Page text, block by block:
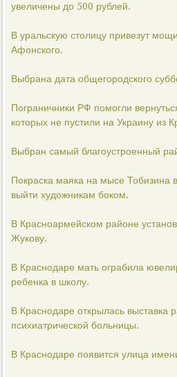
увеличены до 500 рублей.
В уральскую столицу привезут
Афонского.
Выбрана дата общегородского
Пограничники РФ помогли
которых не пустили на Украину из
Выбран самый благоустроенный
Покраска маяка на мысе Тобизина
выйти художникам боком.
В Красноармейском районе
Жукову.
В Краснодаре мать ограбила
ребенка в школу.
В Краснодаре открылась выставка
психиатрической больницы.
В Краснодаре появится улица